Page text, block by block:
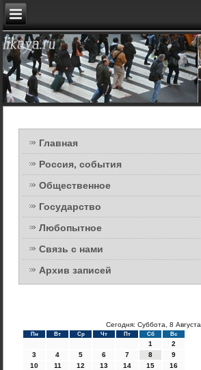
Главная
Россия, события
Общественное
Государство
Любопытное
Связь с нами
Архив записей
Сегодня: Суббота, 8 Августа
Пн Вт Ср Чт Пт Сб Вс
1
2
3
4 5 6 7 8
9
10
11 12 13 14 15
16